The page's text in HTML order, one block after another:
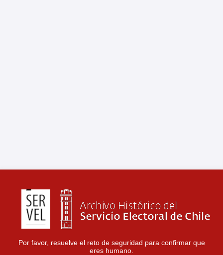
Por favor, resuelve el reto de seguridad para confirmar que
eres humano.